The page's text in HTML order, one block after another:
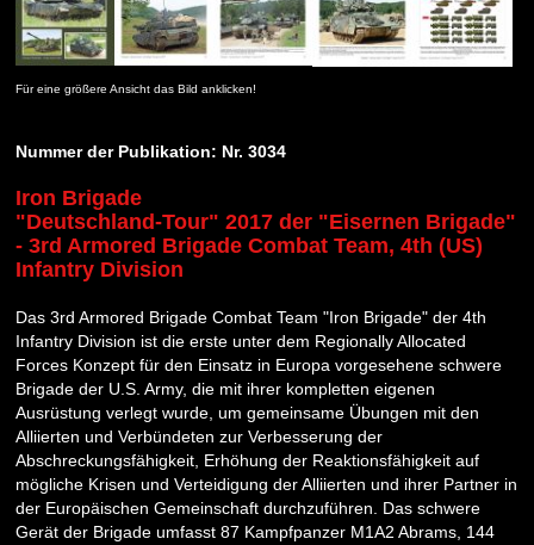
Für eine größere Ansicht das Bild anklicken!
Nummer der Publikation: Nr. 3034
Iron Brigade
"Deutschland-Tour" 2017 der "Eisernen Brigade"
- 3rd Armored Brigade Combat Team, 4th (US)
Infantry Division
Das 3rd Armored Brigade Combat Team "Iron Brigade" der 4th
Infantry Division ist die erste unter dem Regionally Allocated
Forces Konzept für den Einsatz in Europa vorgesehene schwere
Brigade der U.S. Army, die mit ihrer kompletten eigenen
Ausrüstung verlegt wurde, um gemeinsame Übungen mit den
Alliierten und Verbündeten zur Verbesserung der
Abschreckungsfähigkeit, Erhöhung der Reaktionsfähigkeit auf
mögliche Krisen und Verteidigung der Alliierten und ihrer Partner in
der Europäischen Gemeinschaft durchzuführen. Das schwere
Gerät der Brigade umfasst 87 Kampfpanzer M1A2 Abrams, 144